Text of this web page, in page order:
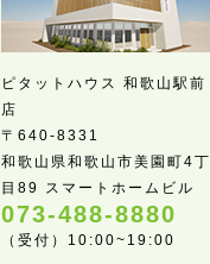
ピタットハウス 和歌山駅前
店
〒640-8331
和歌山県和歌山市美園町4丁
目89 スマートホームビル
073-488-8880
（受付）10:00~19:00